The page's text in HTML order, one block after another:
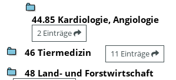
44.85 Kardiologie, Angiologie
2 Einträge
46 Tiermedizin 11 Einträge
48 Land- und Forstwirtschaft